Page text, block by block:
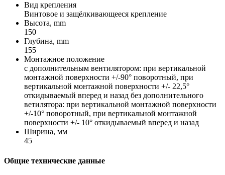
Вид крепления
Винтовое и защёлкивающееся крепление
Высота, mm
150
Глубина, mm
155
Монтажное положение
с дополнительным вентилятором: при вертикальной
монтажной поверхности +/-90° поворотный, при
вертикальной монтажной поверхности +/- 22,5°
откидываемый вперед и назад без дополнительного
ветилятора: при вертикальной монтажной поверхности
+/-10° поворотный, при вертикальной монтажной
поверхности +/- 10° откидываемый вперед и назад
Ширина, мм
45
Общие технические данные